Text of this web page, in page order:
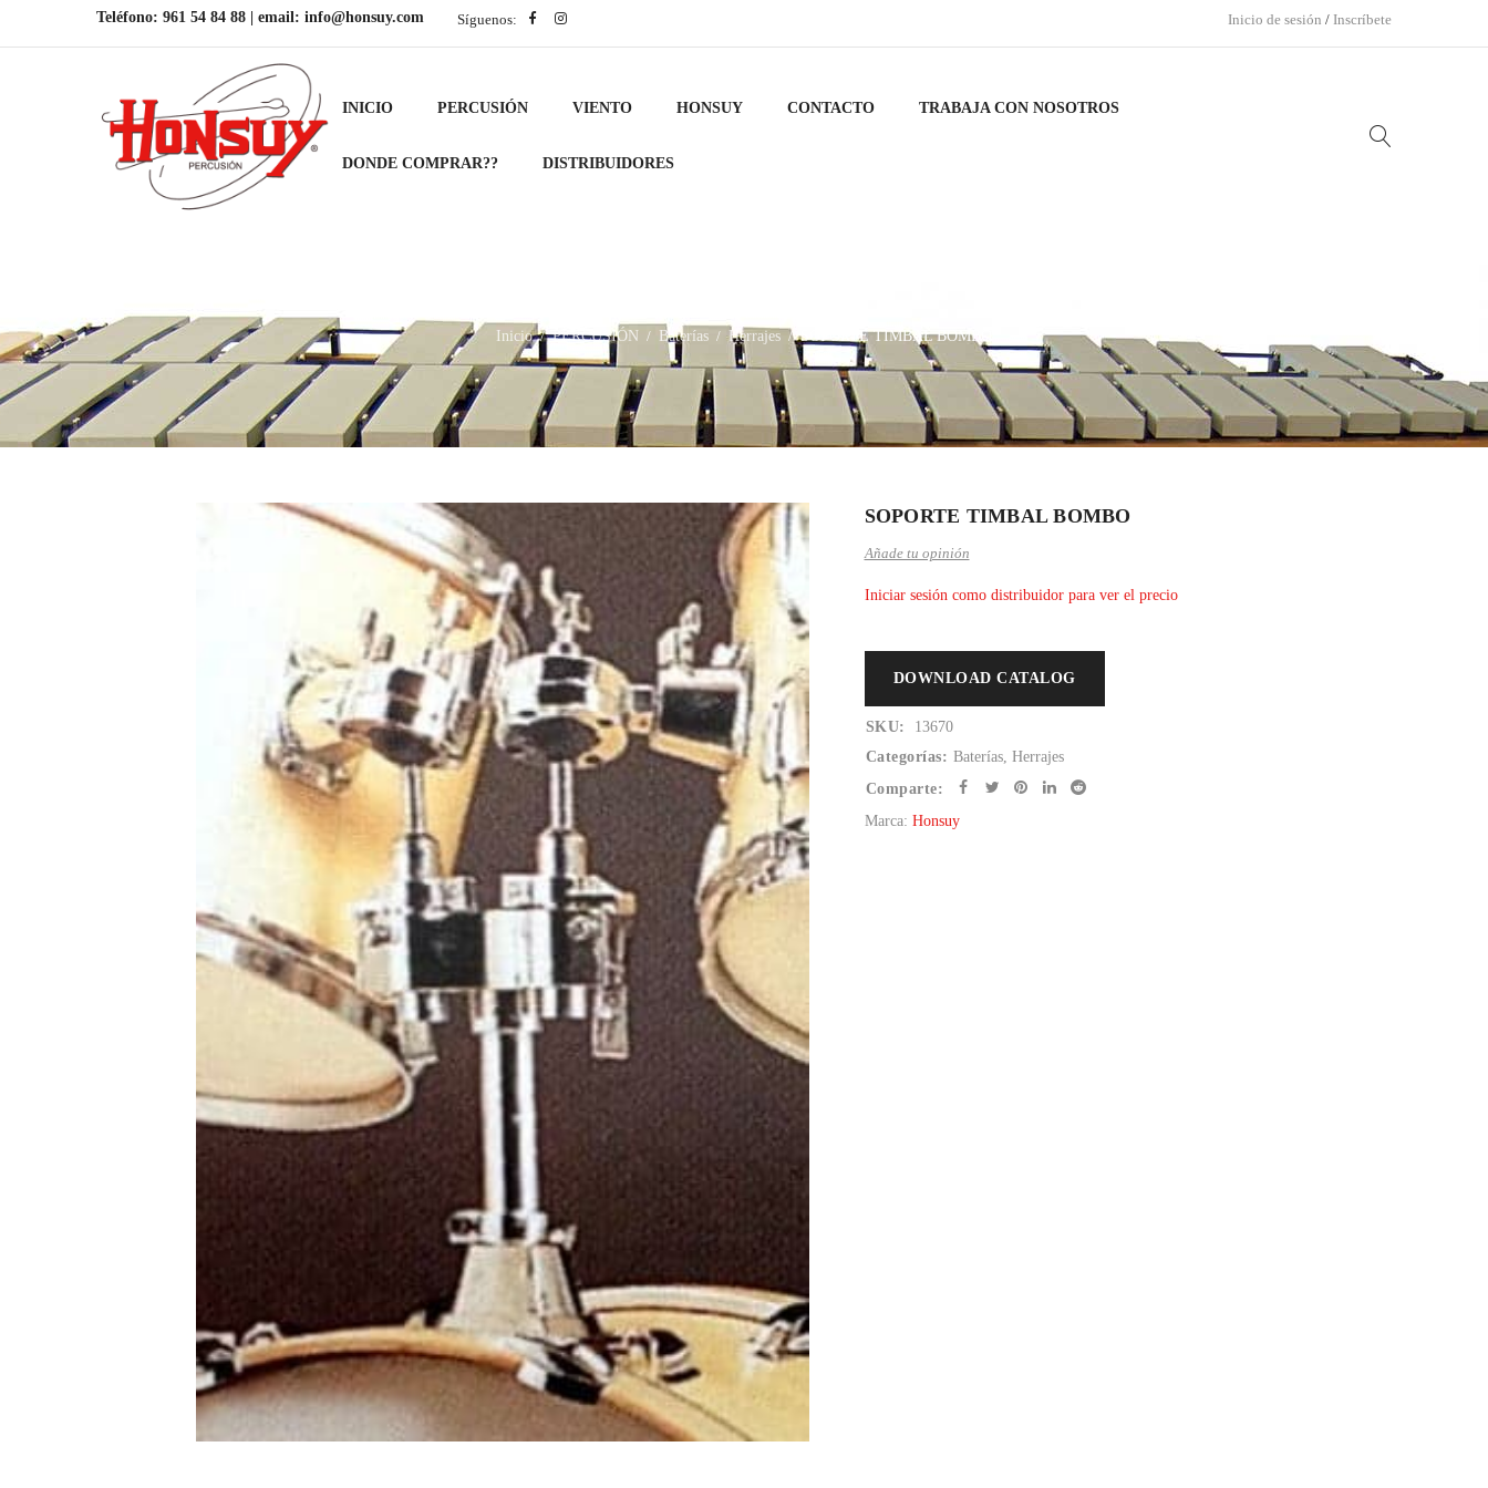
Teléfono: 961 54 84 88 | email: info@honsuy.com Síguenos: Inicio de sesión / Inscríbete
INICIO PERCUSIÓN VIENTO HONSUY CONTACTO TRABAJA CON NOSOTROS
DONDE COMPRAR?? DISTRIBUIDORES
Inicio / PERCUSIÓN / Baterías / Herrajes / SOPORTE TIMBAL BOMBO
SOPORTE TIMBAL BOMBO
Añade tu opinión
Iniciar sesión como distribuidor para ver el precio
DOWNLOAD CATALOG
SKU:
13670
Categorías: Baterías, Herrajes
Comparte:
Marca: Honsuy